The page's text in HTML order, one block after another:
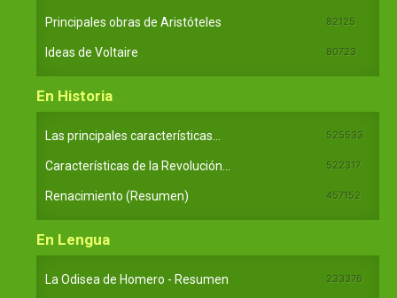
Principales obras de Aristóteles 82125
Ideas de Voltaire 80723
En Historia
Las principales características... 525533
Características de la Revolución... 522317
Renacimiento (Resumen) 457152
En Lengua
La Odisea de Homero - Resumen 233376